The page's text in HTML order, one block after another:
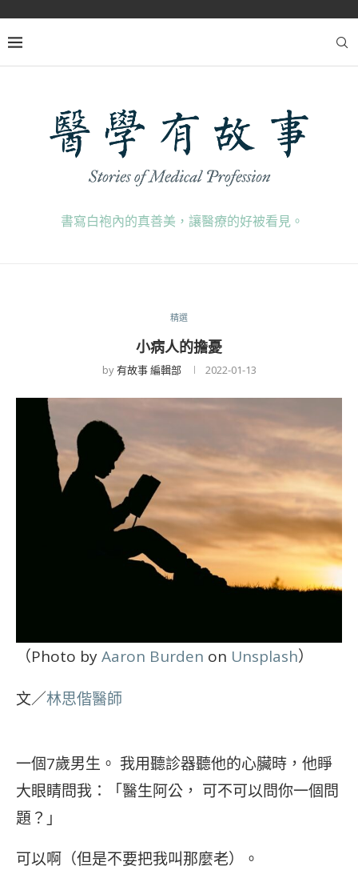
書寫白袍內的真善美，讓醫療的好被看見。
精選
小病人的擔憂
by有故事 編輯部 2022-01-13
（Photo byAaron Burden on Unsplash）
文／林思偕醫師
一個7歲男生。 我用聽診器聽他的心臟時，他睜
大眼睛問我：「醫生阿公， 可不可以問你一個問
題？」
可以啊（但是不要把我叫那麼老）。